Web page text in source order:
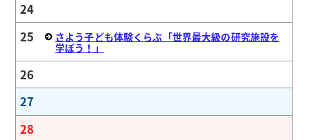
24
25
さよう子ども体験くらぶ「世界最大級の研究施設を
学ぼう！」
26
27
28